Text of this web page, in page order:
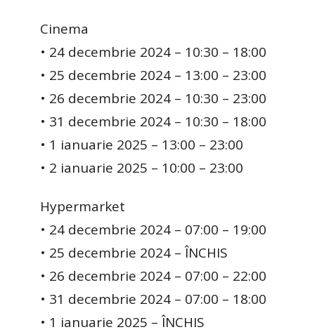
Cinema
• 24 decembrie 2024 – 10:30 – 18:00
• 25 decembrie 2024 – 13:00 – 23:00
• 26 decembrie 2024 – 10:30 – 23:00
• 31 decembrie 2024 – 10:30 – 18:00
• 1 ianuarie 2025 – 13:00 – 23:00
• 2 ianuarie 2025 – 10:00 – 23:00
Hypermarket
• 24 decembrie 2024 – 07:00 – 19:00
• 25 decembrie 2024 – ÎNCHIS
• 26 decembrie 2024 – 07:00 – 22:00
• 31 decembrie 2024 – 07:00 – 18:00
• 1 ianuarie 2025 – ÎNCHIS